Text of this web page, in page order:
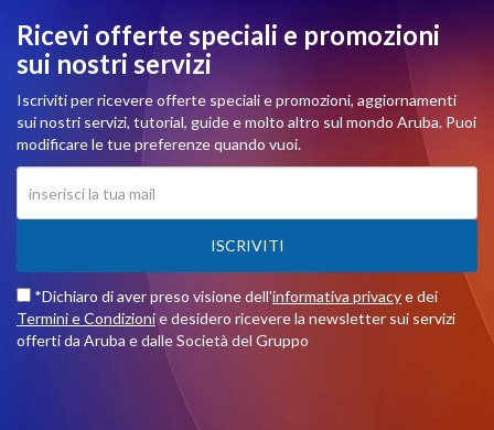
Ricevi offerte speciali e promozioni
sui nostri servizi
Iscriviti per ricevere offerte speciali e promozioni, aggiornamenti
sui nostri servizi, tutorial, guide e molto altro sul mondo Aruba. Puoi
modificare le tue preferenze quando vuoi.
ISCRIVITI
*Dichiaro di aver preso visione dell'informativa privacye dei
Termini e Condizionie desidero ricevere la newsletter sui servizi
offerti da Aruba e dalle Società del Gruppo